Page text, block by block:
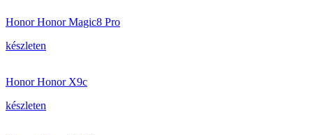
Honor Honor Magic8 Pro
készleten
Honor Honor X9c
készleten